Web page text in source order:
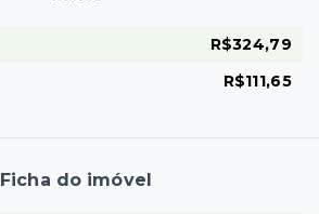
R$324,79
R$111,65
Ficha do imóvel